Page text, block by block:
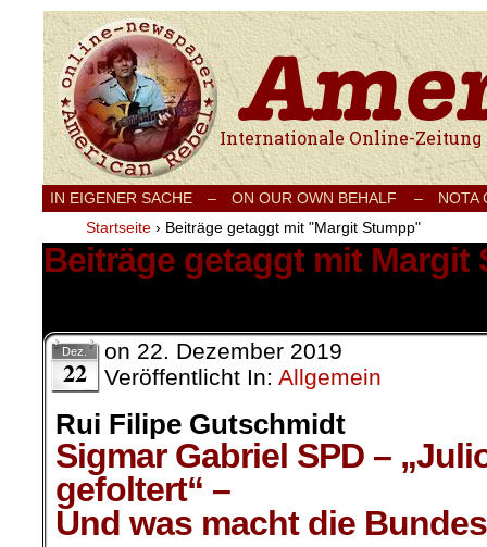
Internationale Onlinezeitung für Frieden,
IN EIGENER SACHE – ON OUR OWN BEHALF –
NOTA
Startseite › Beiträge getaggt mit "Margit Stumpp"
Beiträge getaggt mit Margit
Dez.
22
on 22. Dezember 2019
Veröffentlicht In: Allgemein
Rui Filipe Gutschmidt
Sigmar Gabriel SPD –
gefoltert“ –
Und was macht die